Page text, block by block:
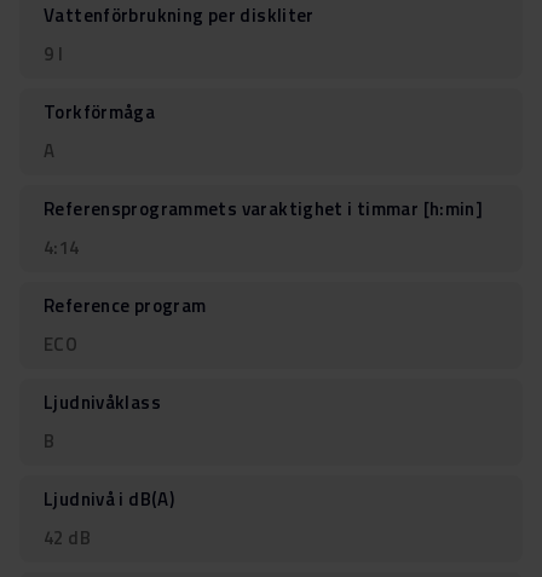
Vattenförbrukning per diskliter
9 l
Torkförmåga
A
Referensprogrammets varaktighet i timmar [h:min]
4:14
Reference program
ECO
Ljudnivåklass
B
Ljudnivå i dB(A)
42 dB